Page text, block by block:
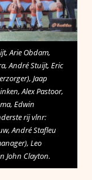
Arie Obdam,
André Stuijt, Eric
Jaap
Alex Pastoor,
Edwin
rij vlnr:
André Stafleu
Leo
John Clayton.